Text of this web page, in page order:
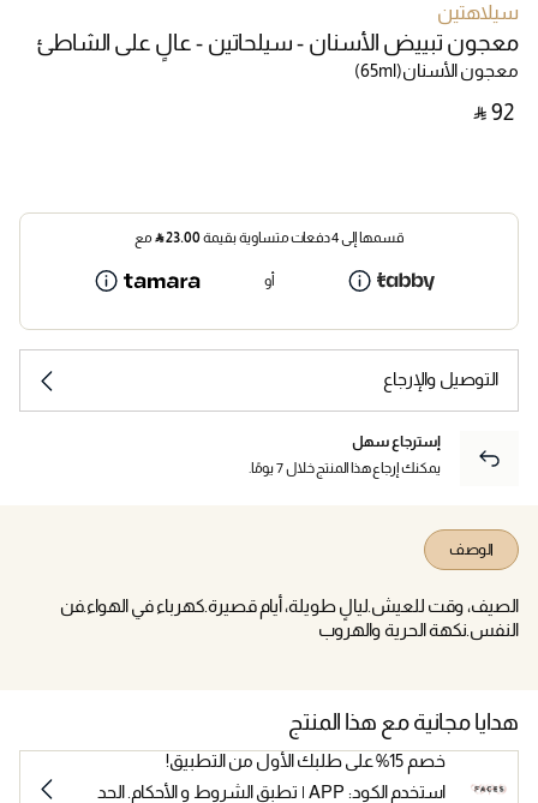
سيلاهتين
معجون تبييض الأسنان - سيلحاتين - عالٍ على الشاطئ
معجون الأسنان(65ml)
‎ ⃁ ⁦92⁩ ‎
قسمها إلى 4 دفعات متساوية بقيمة 23.00
⃁ مع
أو
التوصيل والإرجاع
إسترجاع سهل
يمكنك إرجاع هذا المنتج خلال 7 يومًا.
الوصف
الصيف، وقت للعيش.ليالٍ طويلة، أيام قصيرة.كهرباء في الهواء.فن
النفس.نكهة الحرية والهروب
هدايا مجانية مع هذا المنتج
خصم 15% على طلبك الأول من التطبيق!
استخدم الكود: APP | تطبق الشروط و الأحكام. الحد